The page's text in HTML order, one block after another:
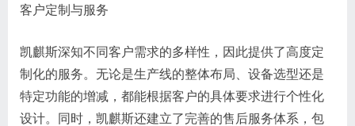
客户定制与服务
凯麒斯深知不同客户需求的多样性，因此提供了高度定
制化的服务。无论是生产线的整体布局、设备选型还是
特定功能的增减，都能根据客户的具体要求进行个性化
设计。同时，凯麒斯还建立了完善的售后服务体系，包